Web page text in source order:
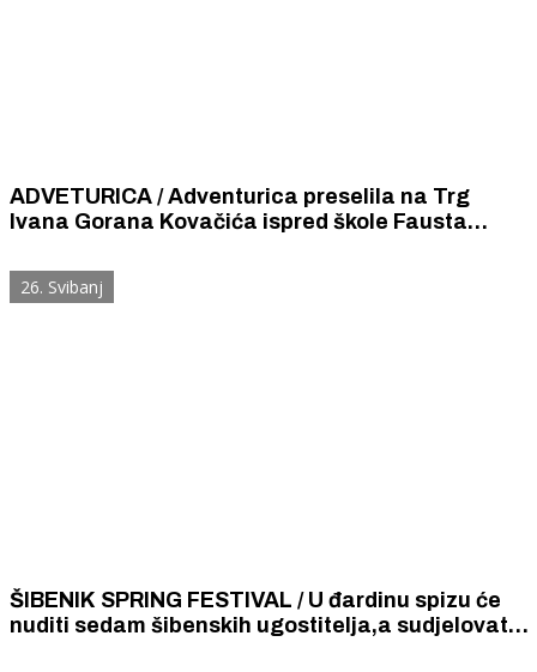
ADVETURICA / Adventurica preselila na Trg
Ivana Gorana Kovačića ispred škole Fausta
brdom programa za kreativnu djecu.
26. Svibanj
ŠIBENIK SPRING FESTIVAL / U đardinu spizu će
nuditi sedam šibenskih ugostitelja,a sudjelovat